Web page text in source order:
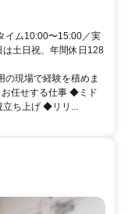
イム10:00〜15:00／実
土日祝、年間休日128
の現場で経験を積めま
任せする仕事 ◆ミド
立ち上げ ◆リリ...